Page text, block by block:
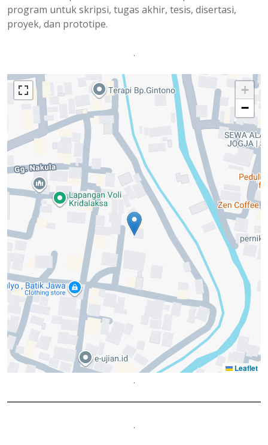
program untuk skripsi, tugas akhir, tesis, disertasi,
proyek, dan prototipe.
.
+
−
Leaflet
.
.